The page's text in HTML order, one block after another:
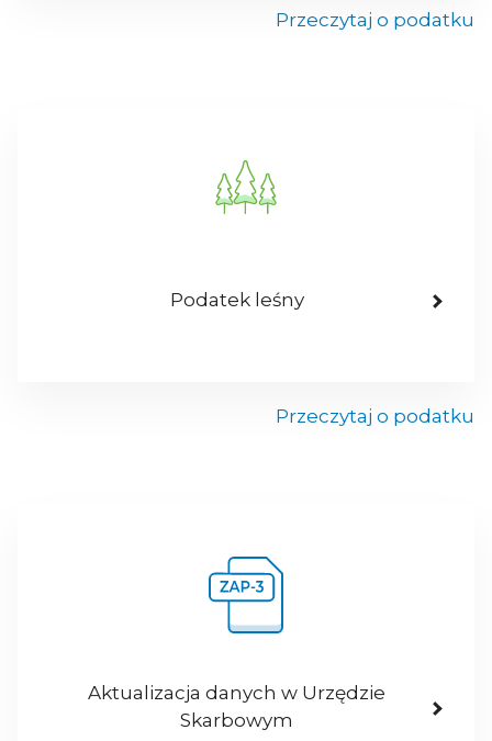
Przeczytaj o podatku
Podatek leśny
Przeczytaj o podatku
Aktualizacja danych w Urzędzie
Skarbowym